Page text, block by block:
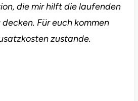
die mir hilft die laufenden
Für euch kommen
zustande.